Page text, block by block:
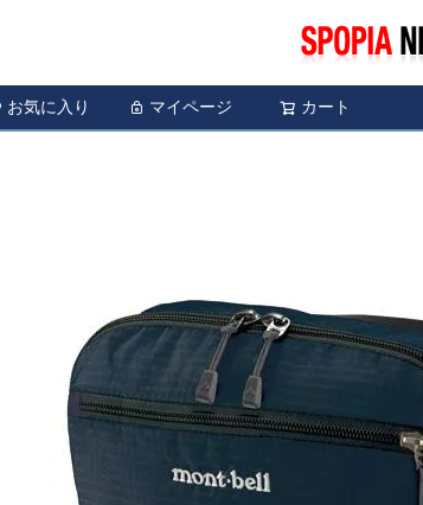
お気に入り マイページ カート